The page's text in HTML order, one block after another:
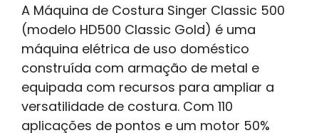
A Máquina de Costura Singer Classic 500
(modelo HD500 Classic Gold) é uma
máquina elétrica de uso doméstico
construída com armação de metal e
equipada com recursos para ampliar a
versatilidade de costura. Com 110
aplicações de pontos e um motor 50%